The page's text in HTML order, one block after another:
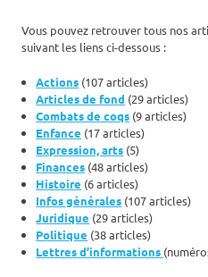
Vous pouvez retrouver tous nos
suivant les liens ci-dessous :
Actions (107 articles)
Articles de fond (29 articles)
Combats de coqs (9 articles)
Enfance (17 articles)
Expression, arts (5)
Finances (48 articles)
Histoire (6 articles)
Infos générales (107 articles)
Juridique (29 articles)
Politique (38 articles)
Lettres d’informations